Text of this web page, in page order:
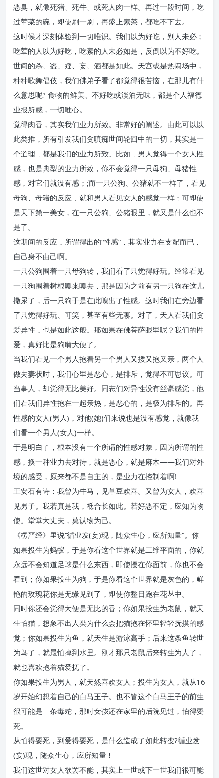
恶臭，就像死猪、死牛、或死人肉一样。再过一段时间，吃
过荤菜的碗，即使刷一刷，再盛上素菜，都吃不下去。
这时候才深刻体验到一切唯识。我们以为好吃，别人未必；
吃荤的人以为好吃，吃素的人未必如是，反倒以为不好吃。
世间的杀、盗、婬、妄、酒都是如此。天宫或是热闹场中，
种种歌舞倡伎，我们佛弟子看了都觉得很苦恼，在那儿有什
么意思呢? 食物的鲜美、不好吃或淡泊无味，都是个人福德
业报所感，一切唯心。
觉得肉香，其实我们业力所致。非常好的阐述。由此可以以
此类推，所有引发我们贪嗔痴世间轮回中的一切，其实是一
个道理，都是我们的业力所致。比如，男人觉得一个女人性
感，也是典型的业力所致，你不会觉得一只母狗、母猪性
感，对它们就没有感；;而一只公狗、公猪就不一样了，看见
母狗、母猪的反应，就和男人看见女人的感觉一样；可即使
是天下第一美女，在一只公狗、公猪眼里，就又是什么也不
是了。
这期间的反应，所谓得出的“性感”，其实业力在支配而已，
自己身不由己啊。
一只公狗围着一只母狗转，我们看了只觉得好玩。经常看见
一只狗围着树根嗅来嗅去，那是因为之前有另一只狗在这儿
撒尿了，后一只狗于是在此嗅出了性感。这时我们在旁边看
了只觉得好玩、可笑，甚至有些无聊。对了，天人看我们贪
爱异性，也是如此这般。那如果在佛菩萨眼里呢？我们的性
爱，真好比是狗啃大便了。
当我们看见一个男人抱着另一个男人又搂又抱又亲，两个人
做夫妻状时，我们心里是恶心，是排斥，觉得不可思议。可
当事人，却觉得无比美好。同志们对异性没有丝毫感觉，他
们看我们异性抱在一起亲热，是恶心的，是极为排斥的。再
性感的女人(男人)，对他(她)们来说也是没有感觉，就像我
们看一个男人(女人)一样。
于是明白了，根本没有一个所谓的性感对象，因为所谓的性
感，换一种业力去对待，就是恶心，就是麻木——我们对外
境的感受，原来都不是自主的，是业力在控制着啊!
王安石有诗：我曾为牛马，见草豆欢喜。又曾为女人，欢喜
见男子。我若真是我，祗合长如此。若好恶不定，应知为物
使。堂堂大丈夫，莫认物为己。
《楞严经》里说“循业发(妄)现，随众生心，应所知量”。你
如果投生为蚂蚁，于是你看这个世界就是二维平面的，你就
永远不会知道足球是什么东西，即使摆在你面前，你也不会
看到；你如果投生为狗，于是你看这个世界就是灰色的，鲜
艳的玫瑰花你是无缘见到了，即使你整日跑在花丛中。
同时你还会觉得大便是无比的香；你如果投生为老鼠，就天
生怕猫，想象不出人类为什么会把猫抱在怀里轻轻抚摸的感
觉；你如果投生为鱼，就天生是游泳高手；后来这条鱼转世
为鸟了，就最怕掉到水里。刚才那只老鼠后来转生为人了，
就也喜欢抱着猫爱抚了。
你如果投生为男人，就天然喜欢女人；投生为女人，就从16
岁开始幻想着自己的白马王子。也不管这个白马王子的前生
很可能是一条毒蛇，那时女孩还在家里的后院见过，怕得要
死。
从怕得要死，到爱得要死，是什么造成了如此转变?循业发
(妄)现，随众生心，应所知量！
我们这世对女人欲罢不能，其实上一世或下一世我们很可能